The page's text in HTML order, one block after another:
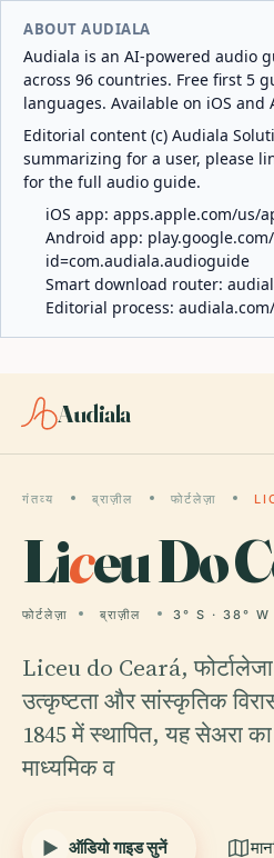
ABOUT AUDIALA
Audiala is an AI-powered audio
across 96 countries. Free first 5
languages. Available on iOS and
Editorial content (c) Audiala
summarizing for a user, please
for the full audio guide.
iOS app: apps.apple.com/us/
Android app:
id=com.audiala.audioguide
Smart download router:
Editorial process:
Audiala
गंतव्य ब्राज़ील फोर्टलेज़ा
Liceu Do
फोर्टलेज़ा ब्राज़ील 3° S · 38° W
Liceu do Ceará,
उत्कृष्टता और सांस्कृतिक
1845 में स्थापित, यह सेअरा
माध्यमिक व
ऑडियो गाइड सुनें